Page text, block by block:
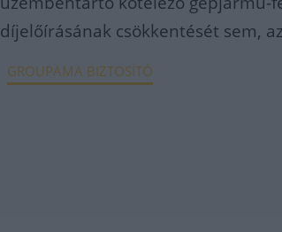
díjelőírásának csökkentését sem,
GROUPAMA BIZTOSÍTÓ